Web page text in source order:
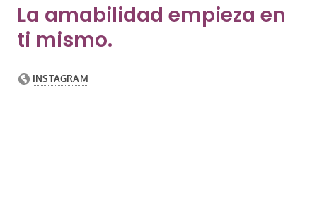
La amabilidad empieza en
ti mismo.